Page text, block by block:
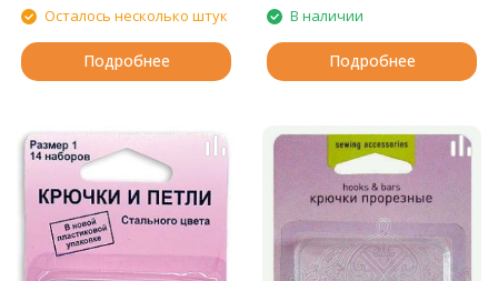
Осталось несколько штук
Подробнее
В наличии
Подробнее